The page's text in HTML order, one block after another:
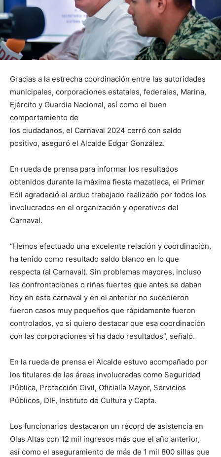
Gracias a la estrecha coordinación entre las autoridades
municipales, corporaciones estatales, federales, Marina,
Ejército y Guardia Nacional, así como el buen
comportamiento de
los ciudadanos, el Carnaval 2024 cerró con saldo
positivo, aseguró el Alcalde Edgar González.
En rueda de prensa para informar los resultados
obtenidos durante la máxima fiesta mazatleca, el Primer
Edil agradeció el arduo trabajado realizado por todos los
involucrados en el organización y operativos del
Carnaval.
“Hemos efectuado una excelente relación y coordinación,
ha tenido como resultado saldo blanco en lo que
respecta (al Carnaval). Sin problemas mayores, incluso
las confrontaciones o riñas fuertes que antes se daban
hoy en este carnaval y en el anterior no sucedieron
fueron casos muy pequeños que rápidamente fueron
controlados, yo si quiero destacar que esa coordinación
con las corporaciones si ha dado resultados”, señaló.
En la rueda de prensa el Alcalde estuvo acompañado por
los titulares de las áreas involucradas como Seguridad
Pública, Protección Civil, Oficialía Mayor, Servicios
Públicos, DIF, Instituto de Cultura y Capta.
Los funcionarios destacaron un récord de asistencia en
Olas Altas con 12 mil ingresos más que el año anterior,
así como el aseguramiento de más de 1 mil 800 sillas que